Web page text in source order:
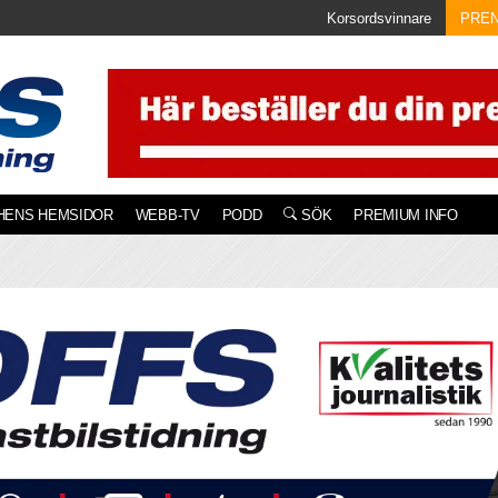
Korsordsvinnare
HEMSIDOR WEBB-TV PODD SÖK PREMIUM INFO